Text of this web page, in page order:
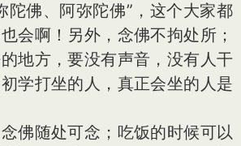
陀佛、阿弥陀佛”，这个大家都
会啊！另外，念佛不拘处所；
地方，要没有声音，没有人干
学打坐的人，真正会坐的人是
随处可念；吃饭的时候可以